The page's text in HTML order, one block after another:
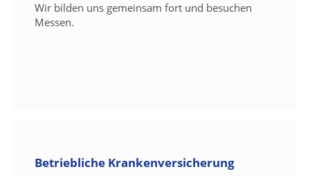
Wir bilden uns gemeinsam fort und besuchen
Messen.
Betriebliche Krankenversicherung